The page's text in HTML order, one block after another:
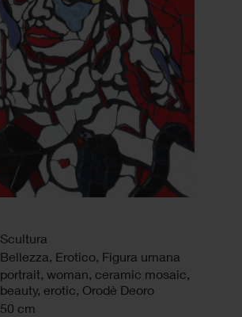
Scultura
Bellezza, Erotico, Figura umana
portrait, woman, ceramic mosaic,
beauty, erotic, Orodè Deoro
50 cm